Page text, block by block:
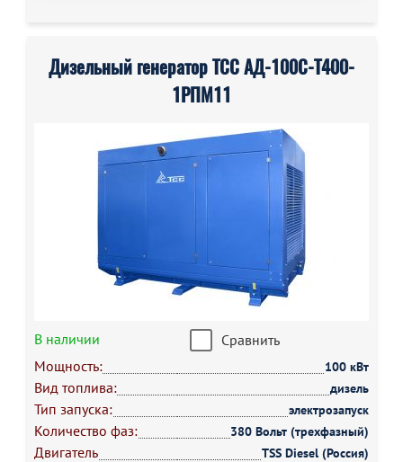
Дизельный генератор ТСС АД-100С-Т400-
1РПМ11
В наличии
Сравнить
Мощность:
100 кВт
Вид топлива: дизель
Тип запуска: электрозапуск
Количество фаз: 380 Вольт (трехфазный)
Двигатель TSS Diesel (Россия)